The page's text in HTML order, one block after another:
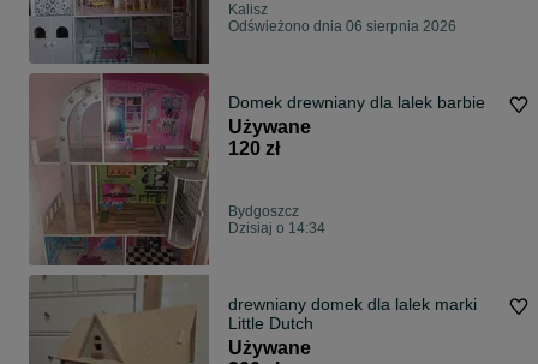
Kalisz
Odświeżono dnia 06 sierpnia 2026
Domek drewniany dla lalek barbie
Używane
120 zł
Bydgoszcz
Dzisiaj o 14:34
drewniany domek dla lalek marki
Little Dutch
Używane